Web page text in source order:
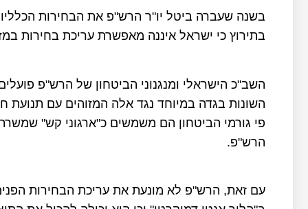
בשנה שעברה ביטל יו"ר הרש"פ את הבחירות
בתירוץ כי ישראל איננה מאפשרת עריכת בחירות
השב"כ הישראלי ומנגנוני הביטחון של הרש"פ
השונות בגדה במיוחד נגד אלה המזוהים עם
פי גורמי הביטחון הם משמשים כ"ארגוני קש"
הרש"פ.
עם זאת, הרש"פ לא מונעת את עריכת הבחירות